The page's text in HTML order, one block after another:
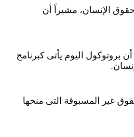
الإنسان، مشيراً أن
بروتوكول اليوم يأتى كبرنامج
غير المسبوقة التى منحها